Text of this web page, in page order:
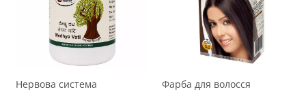
Нервова система Фарба для волосся